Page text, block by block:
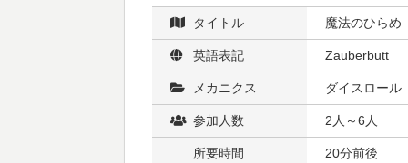
タイトル 魔法のひらめ
英語表記 Zauberbutt
メカニクス ダイスロール
参加人数 2人～6人
所要時間 20分前後